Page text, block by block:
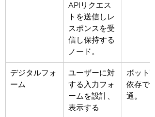
APIリクエス
トを送信しレ
スポンスを受
信し保持する
ノード。
デジタルフォ
ーム
ユーザーに対
する入力フォ
ームを設計、
表示する
ボット
依存で
通。